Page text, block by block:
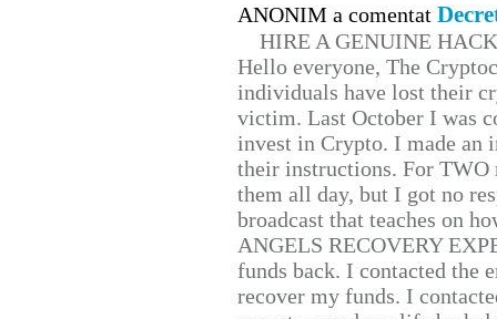
ANONIM a comentat
HIRE A GENUINE
Hello everyone, The
individuals have lost their
victim. Last October I was
invest in Crypto. I made
their instructions. For TWO
them all day, but I got no
broadcast that teaches on
ANGELS RECOVERY
funds back. I contacted the
recover my funds. I